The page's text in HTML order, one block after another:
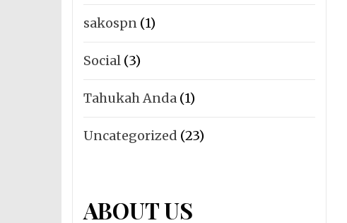
sakospn (1)
Social (3)
Tahukah Anda (1)
Uncategorized (23)
ABOUT US